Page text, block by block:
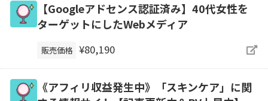
【Googleアドセンス認証済み】40代女性を
ターゲットにしたWebメディア
販売価格 ¥80,190
《アフィリ収益発生中》「スキンケア」に関